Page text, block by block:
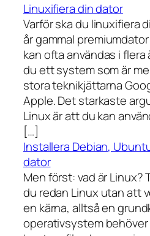
Linuxifiera din dator
Varför ska du linuxifiera
år gammal
kan ofta användas i flera
du ett system som är
stora teknikjättarna
Apple. Det starkaste
Linux är att du kan
[…]
Installera Debian,
dator
Men först: vad är Linux?
du redan Linux utan att
en kärna, alltså en
operativsystem